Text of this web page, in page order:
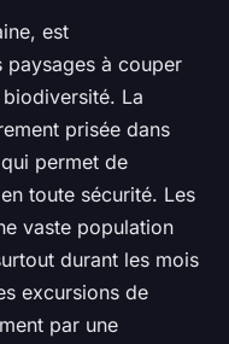
est
paysages à couper
La
prisée dans
permet de
en toute sécurité. Les
vaste population
durant les mois
excursions de
par une